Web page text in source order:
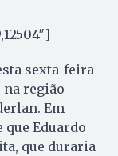
sexta-feira
na região
Em
Eduardo
que duraria